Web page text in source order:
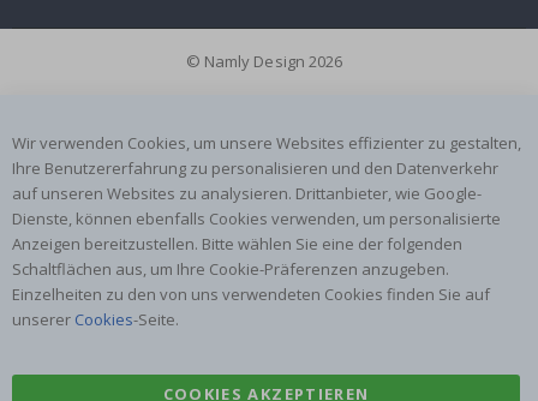
© Namly Design 2026
Wir verwenden Cookies, um unsere Websites effizienter zu gestalten,
Ihre Benutzererfahrung zu personalisieren und den Datenverkehr
auf unseren Websites zu analysieren. Drittanbieter, wie Google-
Dienste, können ebenfalls Cookies verwenden, um personalisierte
Anzeigen bereitzustellen. Bitte wählen Sie eine der folgenden
Schaltflächen aus, um Ihre Cookie-Präferenzen anzugeben.
Einzelheiten zu den von uns verwendeten Cookies finden Sie auf
unserer Cookies-Seite.
COOKIES AKZEPTIEREN